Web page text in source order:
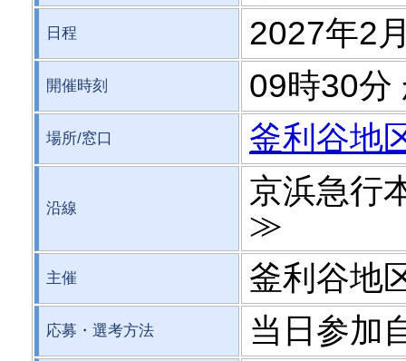
日程 2027年2
開催時刻 09時30分
場所/窓口 釜利谷地
沿線
京浜急行
≫
主催 釜利谷地
応募・選考方法 当日参加